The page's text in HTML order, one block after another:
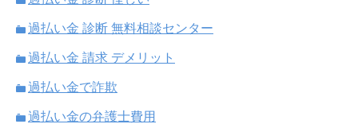
過払い金 診断 無料相談センター
過払い金 請求 デメリット
過払い金で詐欺
過払い金の弁護士費用